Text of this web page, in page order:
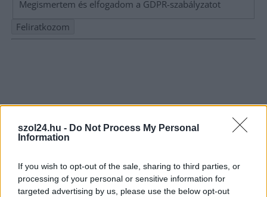
szol24.hu - Do Not Process My Personal
Information
If you wish to opt-out of the sale, sharing to third parties, or
processing of your personal or sensitive information for
targeted advertising by us, please use the below opt-out
Megismertem és elfogadom a GDPR-szabályzatot
A SZOL24 legfrissebb 24 cikke
beszélt – most elfogadta Magyar Péterék felkérését
Drágább lett Magyarország, de vajon jobb is? – kemény kritika